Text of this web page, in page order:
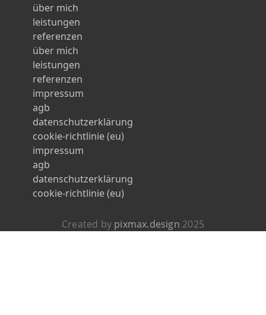
über mich
leistungen
referenzen
über mich
leistungen
referenzen
impressum
agb
datenschutzerklärung
cookie-richtlinie (eu)
impressum
agb
datenschutzerklärung
cookie-richtlinie (eu)
Created by pixmax.design 2025